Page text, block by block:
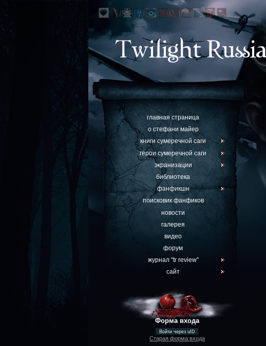
главная страница
о стефани майер
книги сумеречной саги
герои сумеречной саги
экранизации
библиотека
фанфикшн
поисковик фанфиков
новости
галерея
видео
форум
журнал "tr review"
сайт
Форма входа
Войти через uID
Старая форма входа